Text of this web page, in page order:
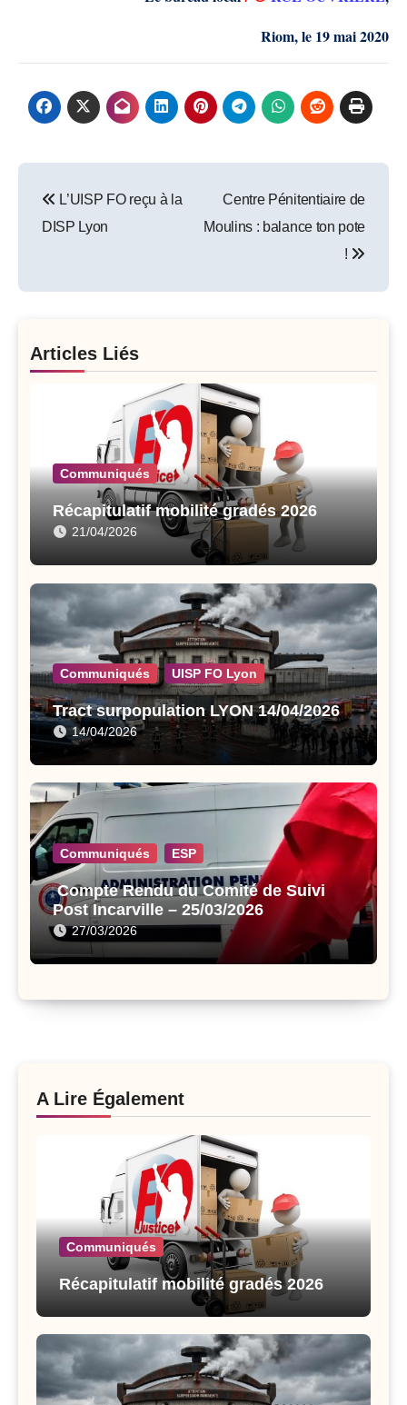
Riom,le 19 mai 2020
navigation
L’UISP FO reçu à la
DISP Lyon
Centre Pénitentiaire de
Moulins : balance ton pote
!
Articles Liés
Communiqués
Récapitulatif mobilité gradés 2026
21/04/2026
Communiqués UISP FO Lyon
Tract surpopulation LYON 14/04/2026
14/04/2026
Communiqués ESP
Compte Rendu du Comité de Suivi
Post Incarville – 25/03/2026
27/03/2026
A Lire Également
Communiqués
Récapitulatif mobilité gradés 2026